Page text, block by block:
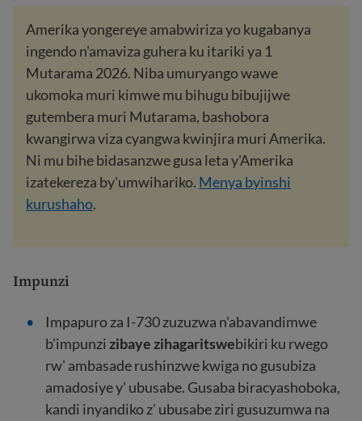
Amerika yongereye amabwiriza yo kugabanya
ingendo n'amaviza guhera ku itariki ya 1
Mutarama 2026. Niba umuryango wawe
ukomoka muri kimwe mu bihugu bibujijwe
gutembera muri Mutarama, bashobora
kwangirwa viza cyangwa kwinjira muri Amerika.
Ni mu bihe bidasanzwe gusa leta y'Amerika
izatekereza by'umwihariko. Menya byinshi
kurushaho.
Impunzi
Impapuro za I-730 zuzuzwa n'abavandimwe
b’impunzi zibaye zihagaritswebikiri ku rwego
rw' ambasade rushinzwe kwiga no gusubiza
amadosiye y' ubusabe. Gusaba biracyashoboka,
kandi inyandiko z' ubusabe ziri gusuzumwa na